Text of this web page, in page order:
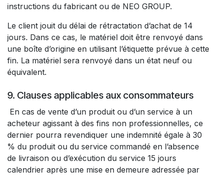
instructions du fabricant ou de NEO GROUP.
Le client jouit du délai de rétractation d’achat de 14
jours. Dans ce cas, le matériel doit être renvoyé dans
une boîte d’origine en utilisant l’étiquette prévue à cette
fin. La matériel sera renvoyé dans un état neuf ou
équivalent.
9. Clauses applicables aux consommateurs
En cas de vente d’un produit ou d’un service à un
acheteur agissant à des fins non professionnelles, ce
dernier pourra revendiquer une indemnité égale à 30
% du produit ou du service commandé en l’absence
de livraison ou d’exécution du service 15 jours
calendrier après une mise en demeure adressée par